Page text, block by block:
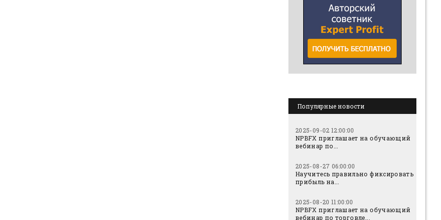
Популярные новости
2025-09-02 12:00:00
NPBFX приглашает на обучающий
вебинар по...
2025-08-27 06:00:00
Научитесь правильно фиксировать
прибыль на...
2025-08-20 11:00:00
NPBFX приглашает на обучающий
вебинар по торговле...